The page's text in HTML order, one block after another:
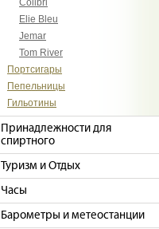
Colibri
Elie Bleu
Jemar
Tom River
Портсигары
Пепельницы
Гильотины
Принадлежности для
спиртного
Туризм и Отдых
Часы
Барометры и метеостанции